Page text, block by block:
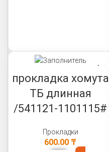
прокладка хомута
ТБ длинная
/541121-1101115#
Прокладки
600.00 ₸